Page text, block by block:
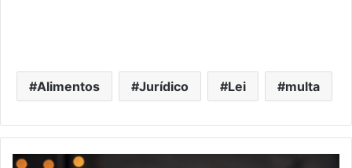
Alimentos Jurídico Lei multa
Curso